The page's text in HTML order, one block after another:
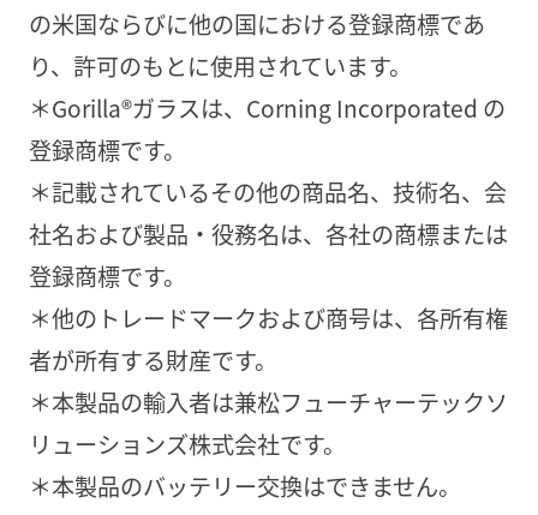
の米国ならびに他の国における登録商標であ
り、許可のもとに使用されています。
＊Gorilla®ガラスは、Corning Incorporated の
登録商標です。
＊記載されているその他の商品名、技術名、会
社名および製品・役務名は、各社の商標または
登録商標です。
＊他のトレードマークおよび商号は、各所有権
者が所有する財産です。
＊本製品の輸入者は兼松フューチャーテックソ
リューションズ株式会社です。
＊本製品のバッテリー交換はできません。